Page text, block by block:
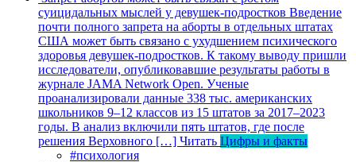
суицидальных мыслей у девушек-подростков Введение
почти полного запрета на аборты в отдельных штатах
США может быть связано с ухудшением психического
здоровья девушек-подростков. К такому выводу пришли
исследователи, опубликовавшие результаты работы в
журнале JAMA Network Open. Ученые
проанализировали данные 338 тыс. американских
школьников 9–12 классов из 15 штатов за 2017–2023
годы. В анализ включили пять штатов, где после
решения Верховного […] Читать Цифры и факты
#психология